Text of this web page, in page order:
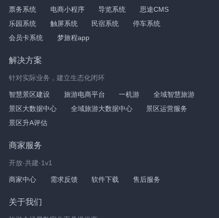
票务系统 电商小程序 导览系统
思途CMS
乐园系统
触屏系统 民宿系统
停车系统
会员卡系统
梦旅程app
解决方案
针对实际业务，建立生态化闭环
智慧景区建设 旅游电商平台 一机游
全域智慧旅游
景区大数据中心
全域旅游大数据中心
景区运营服务
景区升A评估
商家服务
开放·共建·1v1
商家中心 需求反馈 软件下载 售后服务
关于我们